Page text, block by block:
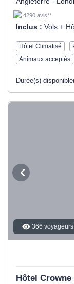
4290 avis**
Inclus : Vols +
Hôtel Climatisé
Animaux acceptés
Durée(s)
366
Hôtel